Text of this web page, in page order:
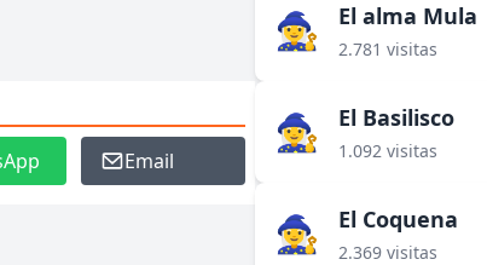
Email
🧙‍♀️ El alma Mula
2.781 visitas
🧙‍♀️ El Basilisco
1.092 visitas
🧙‍♀️ El Coquena
2.369 visitas